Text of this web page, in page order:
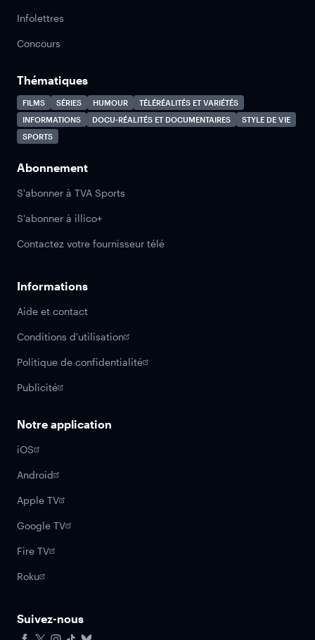
Infolettres
Concours
Thématiques
FILMS SÉRIES HUMOUR
TÉLÉRÉALITÉS ET VARIÉTÉS
INFORMATIONS
DOCU-RÉALITÉS ET DOCUMENTAIRES
STYLE DE VIE
SPORTS
Abonnement
S'abonner à TVA Sports
S'abonner à illico+
Contactez votre fournisseur télé
Informations
Aide et contact
Conditions d'utilisation
Politique de confidentialité
Publicité
Notre application
iOS
Android
Apple TV
Google TV
Fire TV
Roku
Suivez-nous